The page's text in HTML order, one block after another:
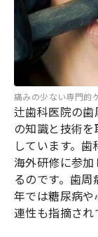
痛みの少ない専門的
辻歯科医院の
の知識と技術
しています。
海外研修に参
るのです。歯
年では糖尿病
連性も指摘され